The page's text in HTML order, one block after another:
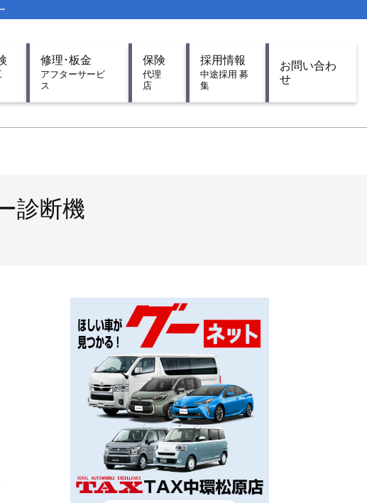
修理･板金
アフターサービ
ス
保険
代理
店
採用情報
中途採用 募
集
お問い合わ
せ
診断機